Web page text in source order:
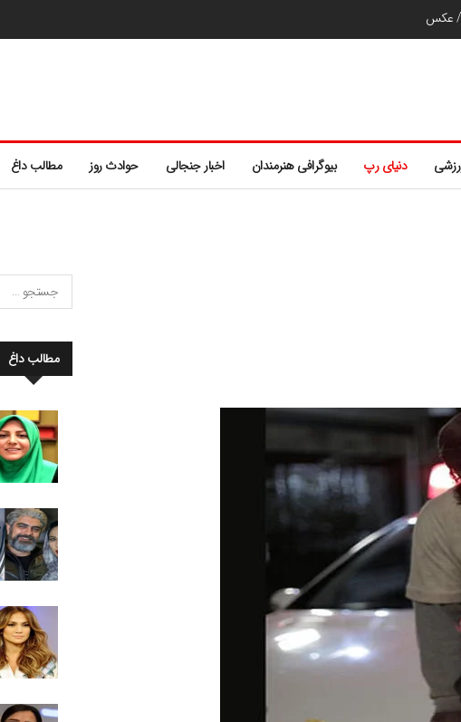
عکس
دنیای رپ بیوگرافی هنرمندان اخبار جنجالی حوادث روز مطالب داغ
مطالب داغ